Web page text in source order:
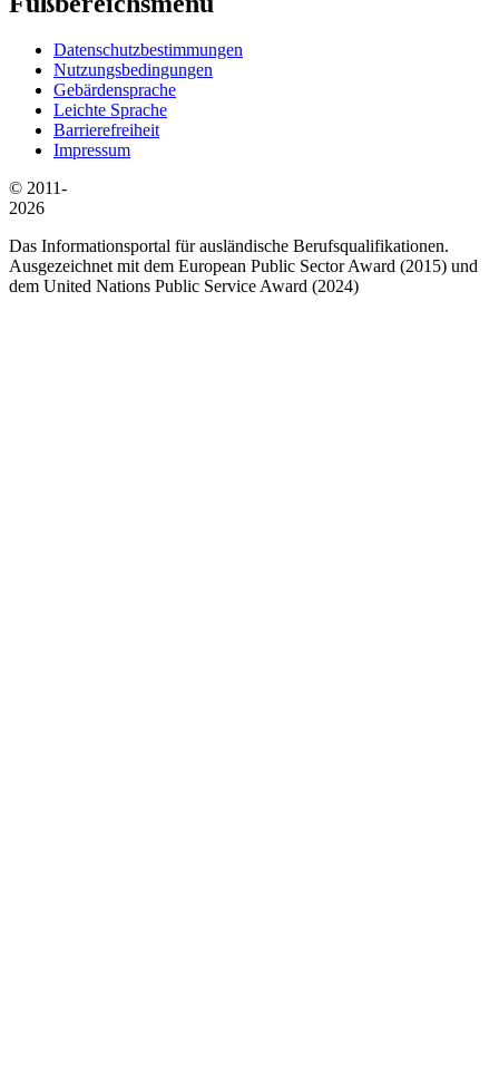
Datenschutzbestimmungen
Nutzungsbedingungen
Gebärdensprache
Leichte Sprache
Barrierefreiheit
Impressum
© 2011-
2026
Das Informationsportal für ausländische Berufsqualifikationen.
Ausgezeichnet mit dem European Public Sector Award (2015) und
dem United Nations Public Service Award (2024)